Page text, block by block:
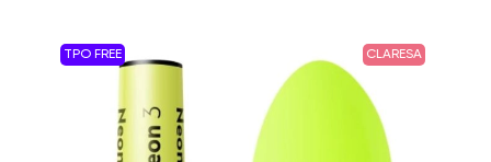
TPO FREE CLARESA